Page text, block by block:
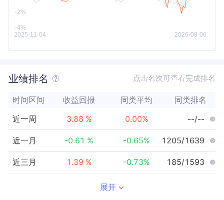
业绩排名 点击名次可查看完成排名
时间区间 收益回报 同类平均 同类排名
近一周 3.88 % 0.00% --/--
近一月 -0.61 % -0.65% 1205/1639
近三月 1.39 % -0.73% 185/1593
展开